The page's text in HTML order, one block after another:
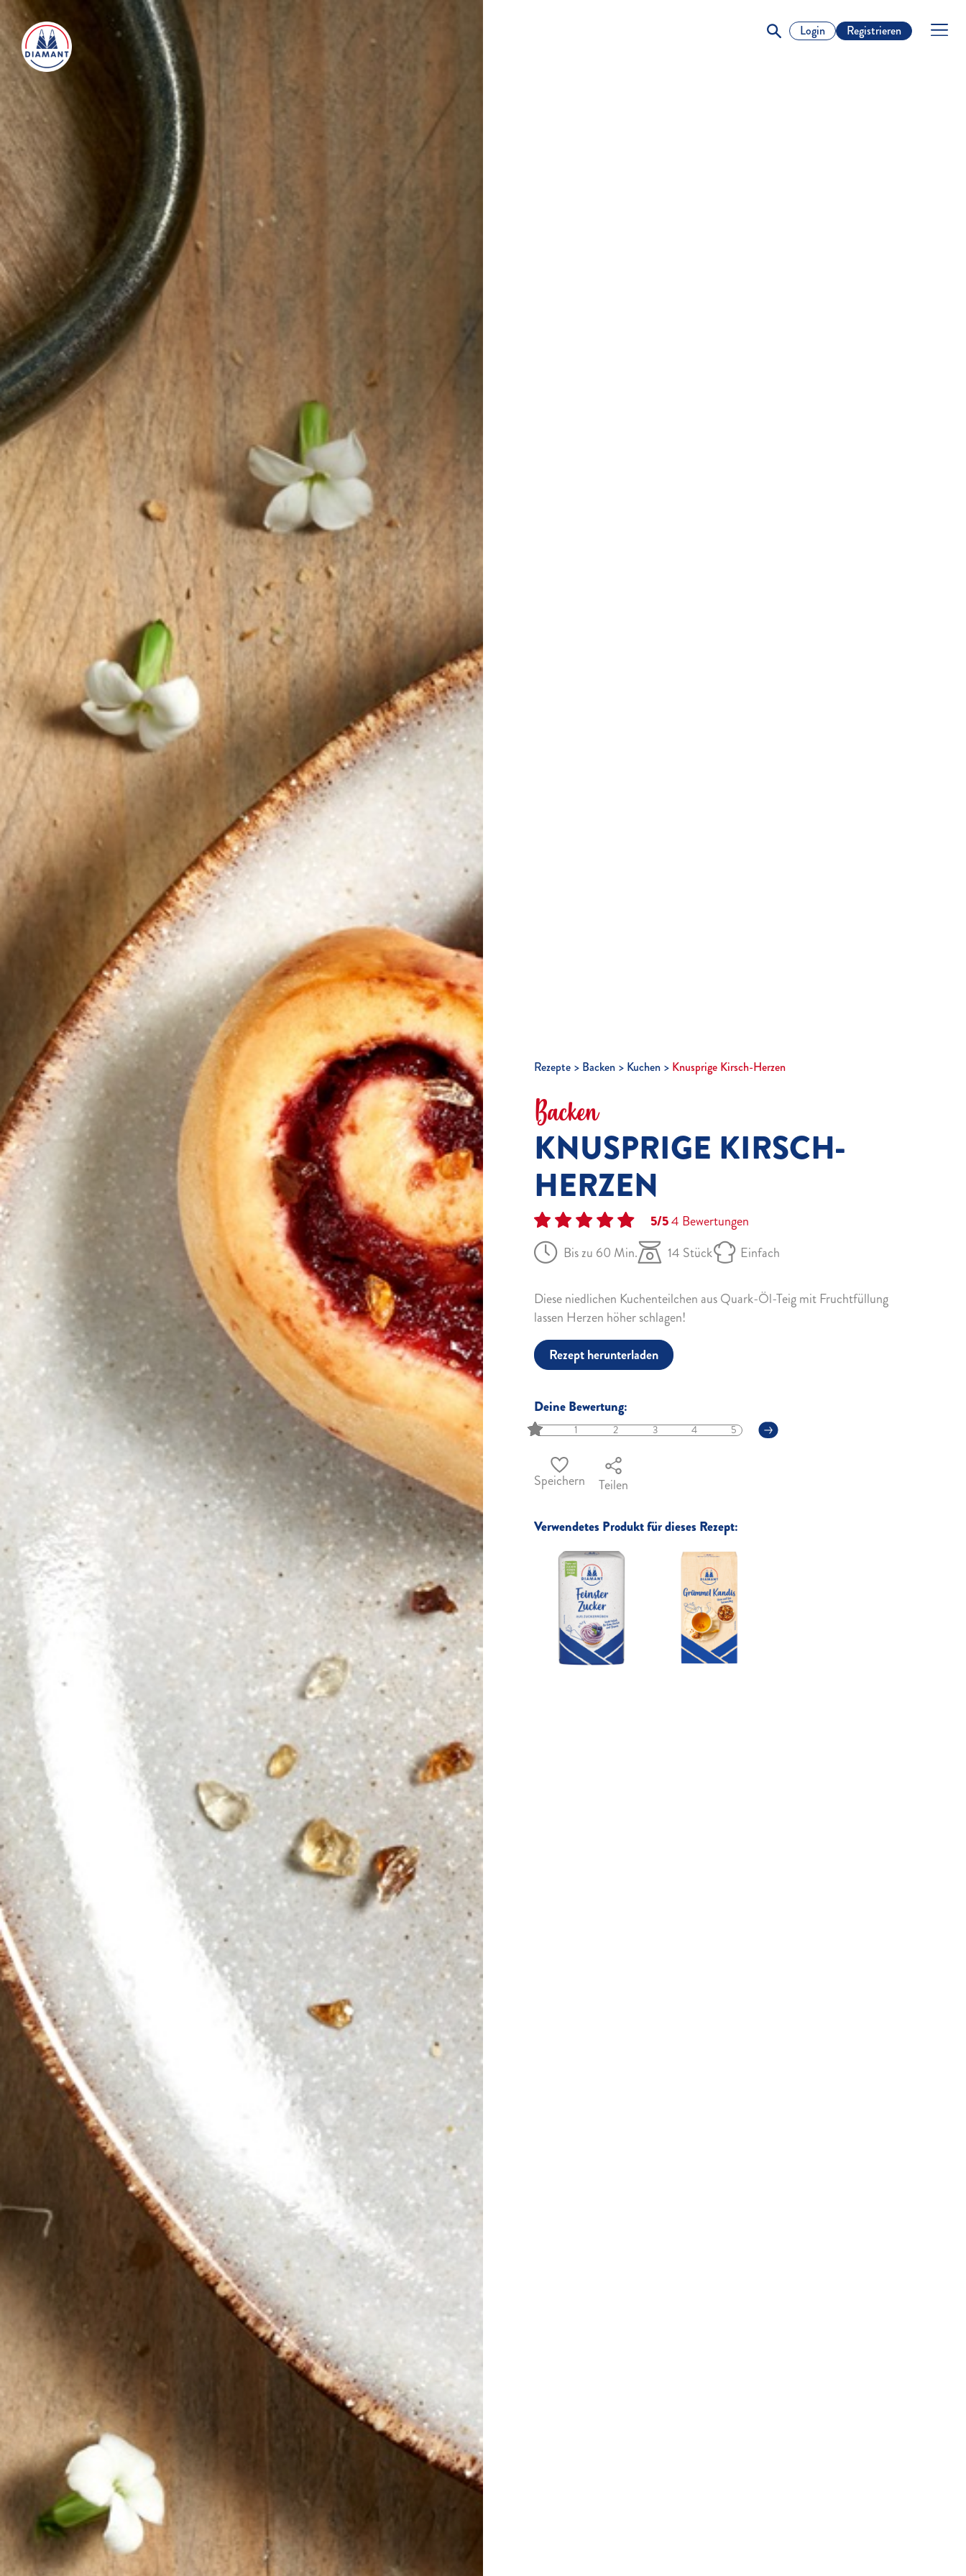
Login Registrieren
Rezepte Backen Kuchen Knusprige Kirsch-Herzen
Backen
KNUSPRIGE KIRSCH-
HERZEN
5/54 Bewertungen
Bis zu 60 Min.
14 Stück Einfach
Diese niedlichen Kuchenteilchen aus Quark-Öl-Teig mit Fruchtfüllung
lassen Herzen höher schlagen!
Rezept herunterladen
Deine Bewertung:
1 2 3 4 5
Speichern Teilen
Verwendetes Produkt für dieses Rezept: